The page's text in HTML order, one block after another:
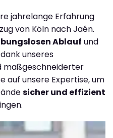
jahrelange Erfahrung
von Köln nach Jaén.
Ablauf und
unseres
maßgeschneiderter
auf unsere Expertise, um
sicher und effizient